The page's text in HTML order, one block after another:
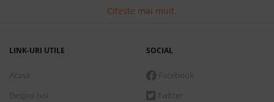
Citeste mai mult.
LINK-URI UTILE SOCIAL